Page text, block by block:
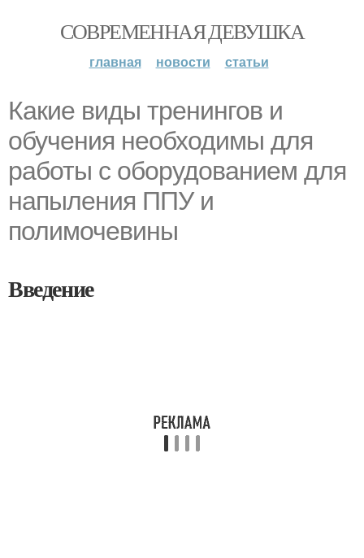
СОВРЕМЕННАЯ ДЕВУШКА
главная новости статьи
Какие виды тренингов и
обучения необходимы для
работы с оборудованием для
напыления ППУ и
полимочевины
Введение